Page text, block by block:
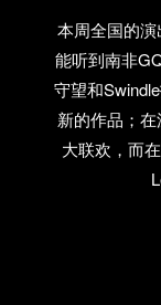
本周全国的
能听到南非
守望和
新的作品；
大联欢，而